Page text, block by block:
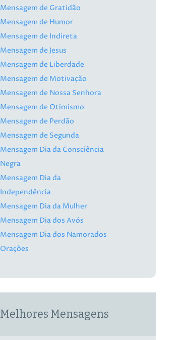
Mensagem de Gratidão
Mensagem de Humor
Mensagem de Indireta
Mensagem de Jesus
Mensagem de Liberdade
Mensagem de Motivação
Mensagem de Nossa Senhora
Mensagem de Otimismo
Mensagem de Perdão
Mensagem de Segunda
Mensagem Dia da Consciência
Negra
Mensagem Dia da
Independência
Mensagem Dia da Mulher
Mensagem Dia dos Avós
Mensagem Dia dos Namorados
Orações
Melhores Mensagens